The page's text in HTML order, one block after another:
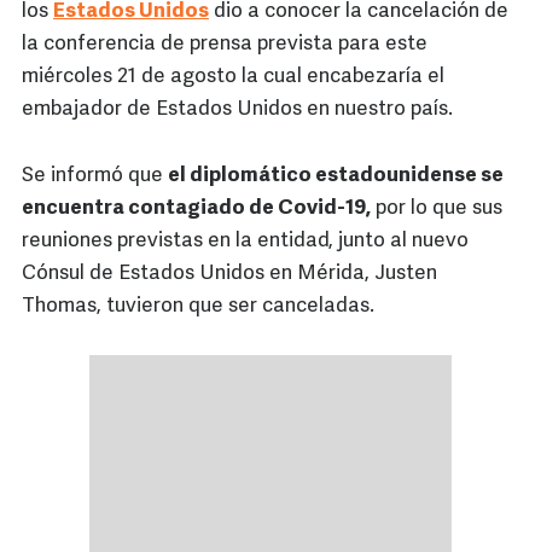
los Estados Unidos dio a conocer la cancelación de
la conferencia de prensa prevista para este
miércoles 21 de agosto la cual encabezaría el
embajador de Estados Unidos en nuestro país.
Se informó que el diplomático estadounidense se
encuentra contagiado de Covid-19, por lo que sus
reuniones previstas en la entidad, junto al nuevo
Cónsul de Estados Unidos en Mérida, Justen
Thomas, tuvieron que ser canceladas.